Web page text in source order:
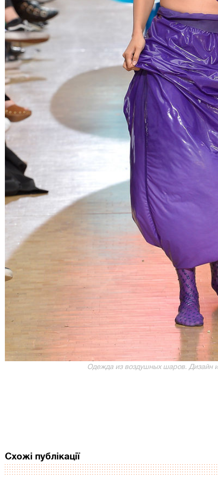
Одежда из воздушных шаров. Дизайн
Схожі публікації